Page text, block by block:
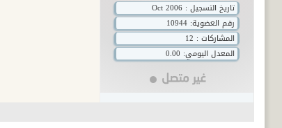
تاريخ التسجيل : Oct 2006
رقم العضوية:
المشاركات : 12
المعدل اليومي: 0.00